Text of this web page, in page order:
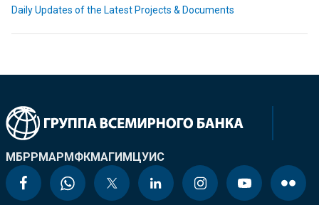
Daily Updates of the Latest Projects & Documents
МБРРМАРМФКМАГИМЦУИС